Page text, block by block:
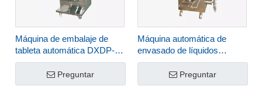
Máquina de embalaje de
tableta automática DXDP-
20II
Preguntar
Máquina automática de
envasado de líquidos
DXDY-1000AII
Preguntar